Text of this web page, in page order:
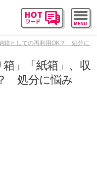
箱としての再利用OK？ 処分に
」「紙箱」、収
処分に悩み